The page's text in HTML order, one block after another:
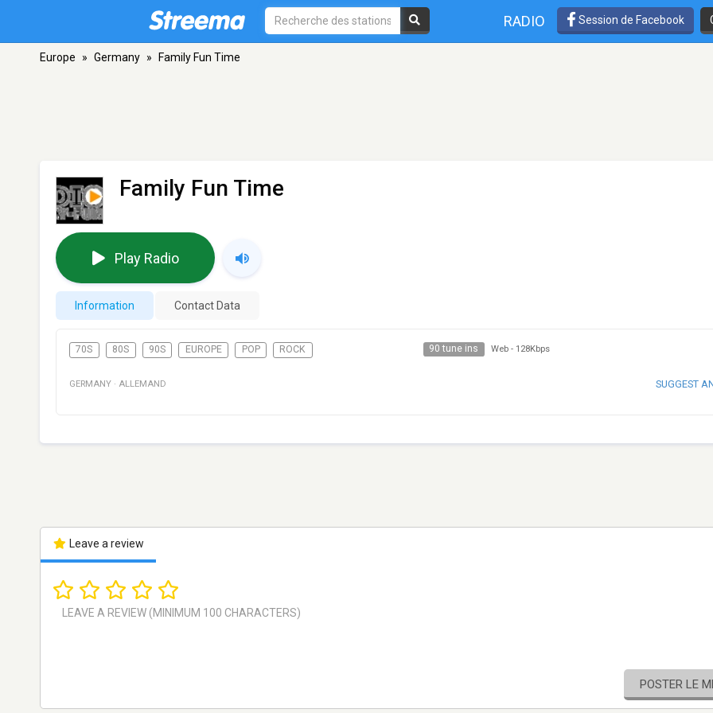
RADIO Session de Facebook
Europe » Germany » Family Fun Time
Family Fun Time
Play Radio
Information Contact Data
70S 80S 90S EUROPE POP ROCK 90 tune ins Web - 128Kbps
GERMANY · ALLEMAND SUGGEST
Leave a review
POSTER LE